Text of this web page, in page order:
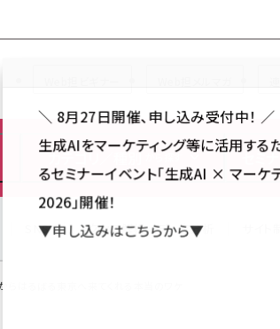
者Forum
カテゴリ／種別 から探す セミ
SNS アクセス解析／データ分析
らはるばる東京へ来てくれる本当のワケ
＼ 8月27日開催、申し込み受付中！ ／
生成AIをマーケティング等に活用する
るセミナーイベント「生成AI × マーケ
2026」開催！
▼申し込みはこちらから▼